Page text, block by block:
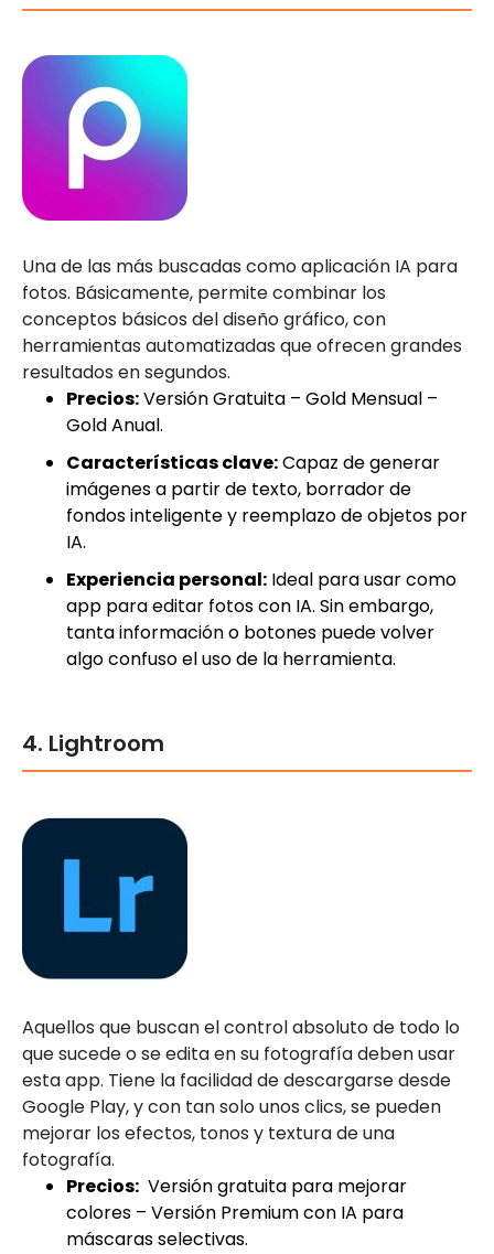
Una de las más buscadas como aplicación IA para
fotos. Básicamente, permite combinar los
conceptos básicos del diseño gráfico, con
herramientas automatizadas que ofrecen grandes
resultados en segundos.
Precios:Versión Gratuita – Gold Mensual –
Gold Anual.
Características clave:Capaz de generar
imágenes a partir de texto, borrador de
fondos inteligente y reemplazo de objetos por
IA.
Experiencia personal: Ideal para usar como
app para editar fotos con IA. Sin embargo,
tanta información o botones puede volver
algo confuso el uso de la herramienta.
4. Lightroom
Aquellos que buscan el control absoluto de todo lo
que sucede o se edita en su fotografía deben usar
esta app. Tiene la facilidad de descargarse desde
Google Play, y con tan solo unos clics, se pueden
mejorar los efectos, tonos y textura de una
fotografía.
Precios: Versión gratuita para mejorar
colores – Versión Premium con IA para
máscaras selectivas.